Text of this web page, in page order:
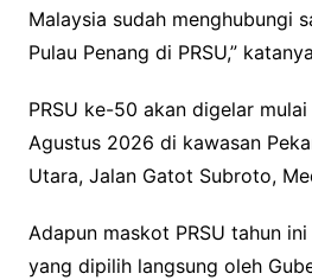
Malaysia sudah menghubungi
Pulau Penang di PRSU,”
PRSU ke-50 akan digelar
Agustus 2026 di kawasan
Utara, Jalan Gatot Subroto,
Adapun maskot PRSU tahun
yang dipilih langsung oleh